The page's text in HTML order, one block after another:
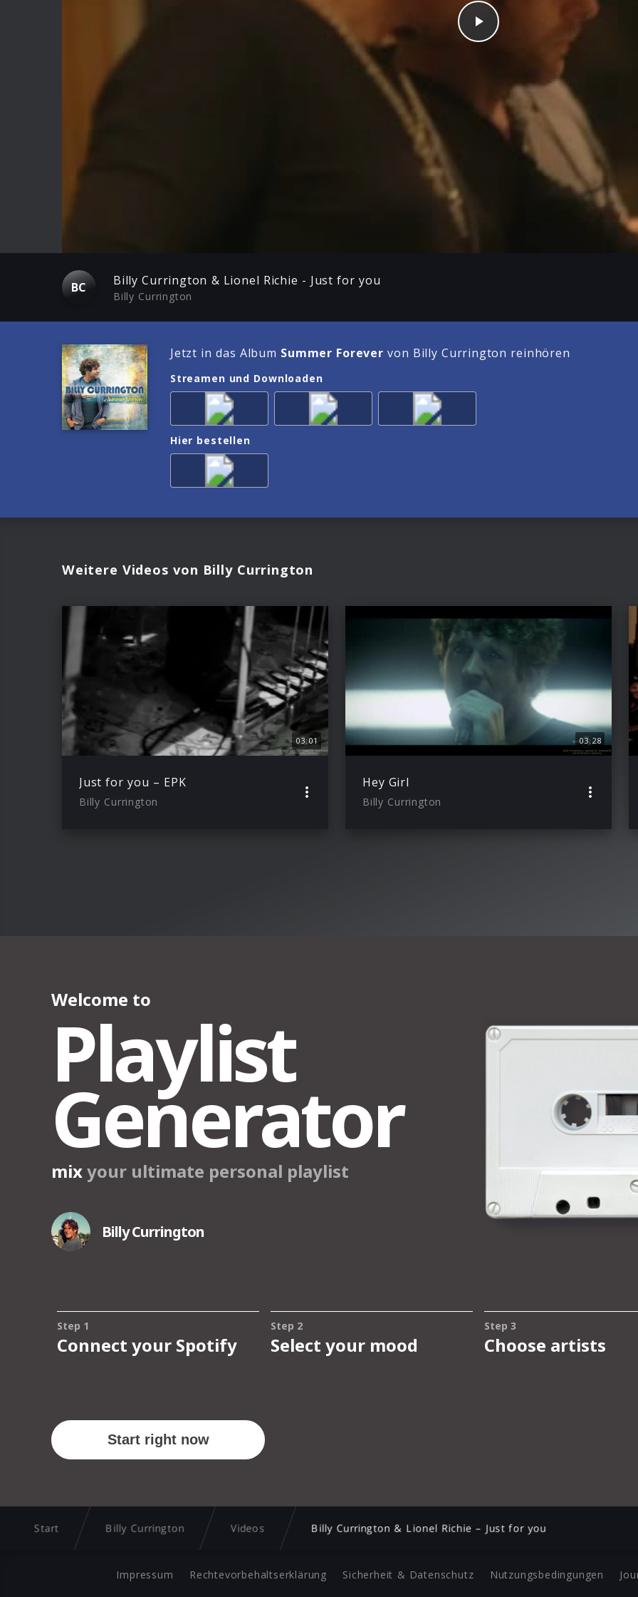
Play
BC Billy Currington & Lionel Richie - Just for you
Billy Currington
Jetzt in das Album Summer Forever von Billy Currington reinhören
Streamen und Downloaden
Hier bestellen
Weitere Videos von Billy Currington
03:01
Just for you – EPK
Billy Currington
03:28
Hey Girl
Billy Currington
Start Billy Currington Videos Billy Currington & Lionel Richie – Just for you
Impressum Rechtevorbehaltserklärung Sicherheit & Datenschutz Nutzungsbedingungen